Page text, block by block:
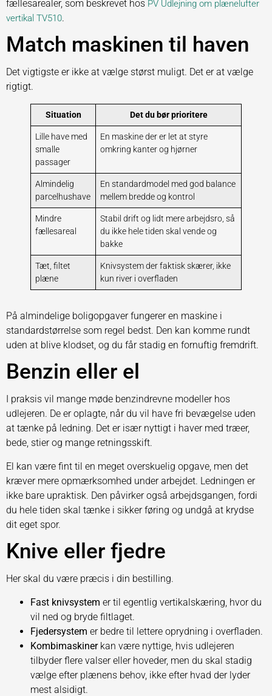
fællesarealer, som beskrevet hos PV Udlejning om plænelufter
vertikal TV510.
Match maskinen til haven
Det vigtigste er ikke at vælge størst muligt. Det er at vælge
rigtigt.
Situation Det du bør prioritere
Lille have med
smalle
passager
En maskine der er let at styre
omkring kanter og hjørner
Almindelig
parcelhushave
En standardmodel med god balance
mellem bredde og kontrol
Mindre
fællesareal
Stabil drift og lidt mere arbejdsro, så
du ikke hele tiden skal vende og
bakke
Tæt, filtet
plæne
Knivsystem der faktisk skærer, ikke
kun river i overfladen
På almindelige boligopgaver fungerer en maskine i
standardstørrelse som regel bedst. Den kan komme rundt
uden at blive klodset, og du får stadig en fornuftig fremdrift.
Benzin eller el
I praksis vil mange møde benzindrevne modeller hos
udlejeren. De er oplagte, når du vil have fri bevægelse uden
at tænke på ledning. Det er især nyttigt i haver med træer,
bede, stier og mange retningsskift.
El kan være fint til en meget overskuelig opgave, men det
kræver mere opmærksomhed under arbejdet. Ledningen er
ikke bare upraktisk. Den påvirker også arbejdsgangen, fordi
du hele tiden skal tænke i sikker føring og undgå at krydse
dit eget spor.
Knive eller fjedre
Her skal du være præcis i din bestilling.
Fast knivsystem er til egentlig vertikalskæring, hvor du
vil ned og bryde filtlaget.
Fjedersystem er bedre til lettere oprydning i overfladen.
Kombimaskinerkan være nyttige, hvis udlejeren
tilbyder flere valser eller hoveder, men du skal stadig
vælge efter plænens behov, ikke efter hvad der lyder
mest alsidigt.